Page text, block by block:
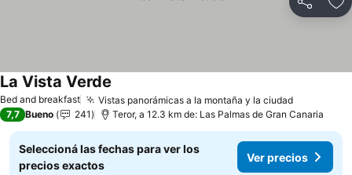
Compartir
Bed and breakfast Vistas panorámicas a la montaña y la ciudad
La Vista Verde
7,7 Bueno 241 Teror, a 12.3 km de: Las Palmas de Gran Canaria
Seleccioná las fechas para ver los
precios exactos
Ver precios